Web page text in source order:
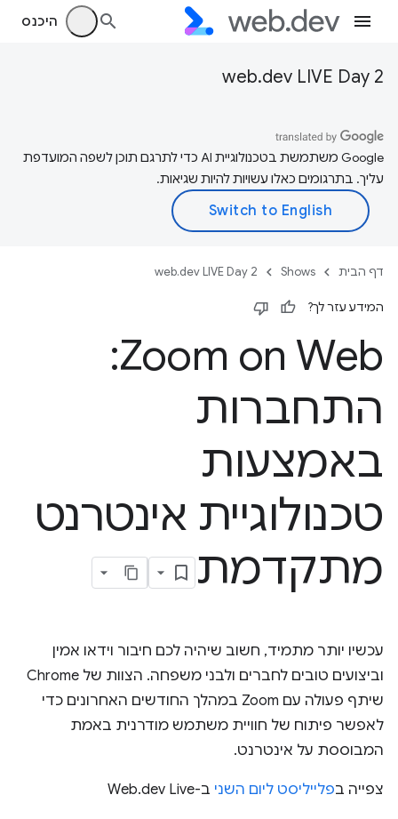
היכנס
web.dev LIVE Day 2
‫Google משתמשת בטכנולוגיית AI כדי לתרגם תוכן לשפה המועדפת
עליך. בתרגומים כאלו עשויות להיות שגיאות.
דף הבית Shows
web.dev LIVE Day 2
המידע עזר לך?
Zoom on Web:
התחברות
באמצעות
טכנולוגיית אינטרנט
מתקדמת
עכשיו יותר מתמיד, חשוב שיהיה לכם חיבור וידאו אמין
וביצועים טובים לחברים ולבני משפחה. הצוות של Chrome
שיתף פעולה עם Zoom במהלך החודשים האחרונים כדי
לאפשר פיתוח של חוויית משתמש מודרנית באמת
המבוססת על אינטרנט.
צפייה בפלייליסט ליום השני ב-Web.dev Live